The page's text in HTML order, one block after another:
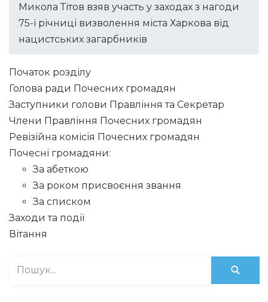
Микола Тітов взяв участь у заходах з нагоди
75-ї річниці визволення міста Харкова від
нацистських загарбників
Початок розділу
Голова ради Почесних громадян
Заступники голови Правління та Секретар
Члени Правління Почесних громадян
Ревізійна комісія Почесних громадян
Почесні громадяни:
За абеткою
За роком присвоєння звання
За списком
Заходи та події
Вітання